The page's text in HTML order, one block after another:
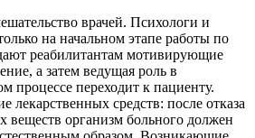
врачей. Психологи и
на начальном этапе работы по
реабилитантам мотивирующие
а затем ведущая роль в
процессе переходит к пациенту.
лекарственных средств: после отказа
веществ организм больного должен